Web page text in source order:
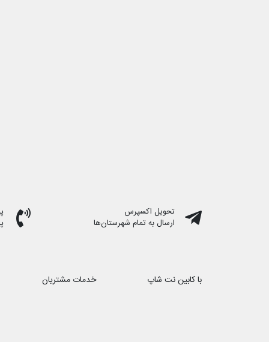
تحویل اکسپرس
ارسال به تمام شهرستان‌ها
با کابین نت شاپ
خدمات مشتریان